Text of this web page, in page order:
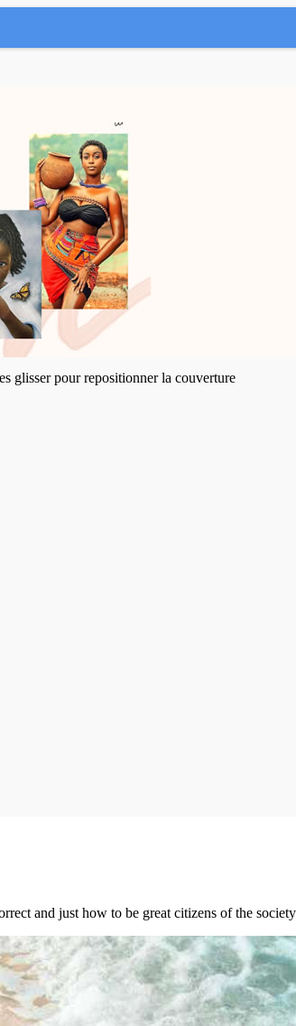
glisser pour repositionner la couverture
and just how to be great citizens of the